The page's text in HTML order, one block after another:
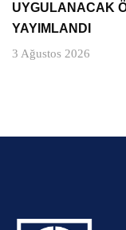
UYGULANACAK
YAYIMLANDI
3 Ağustos 2026